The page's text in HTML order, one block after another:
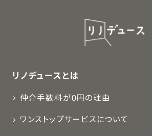
リノデュースとは
仲介手数料が0円の理由
ワンストップサービスについて